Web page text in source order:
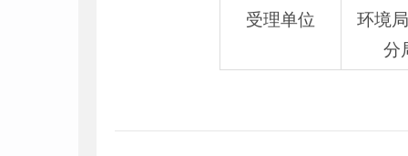
受理单位
环境
分